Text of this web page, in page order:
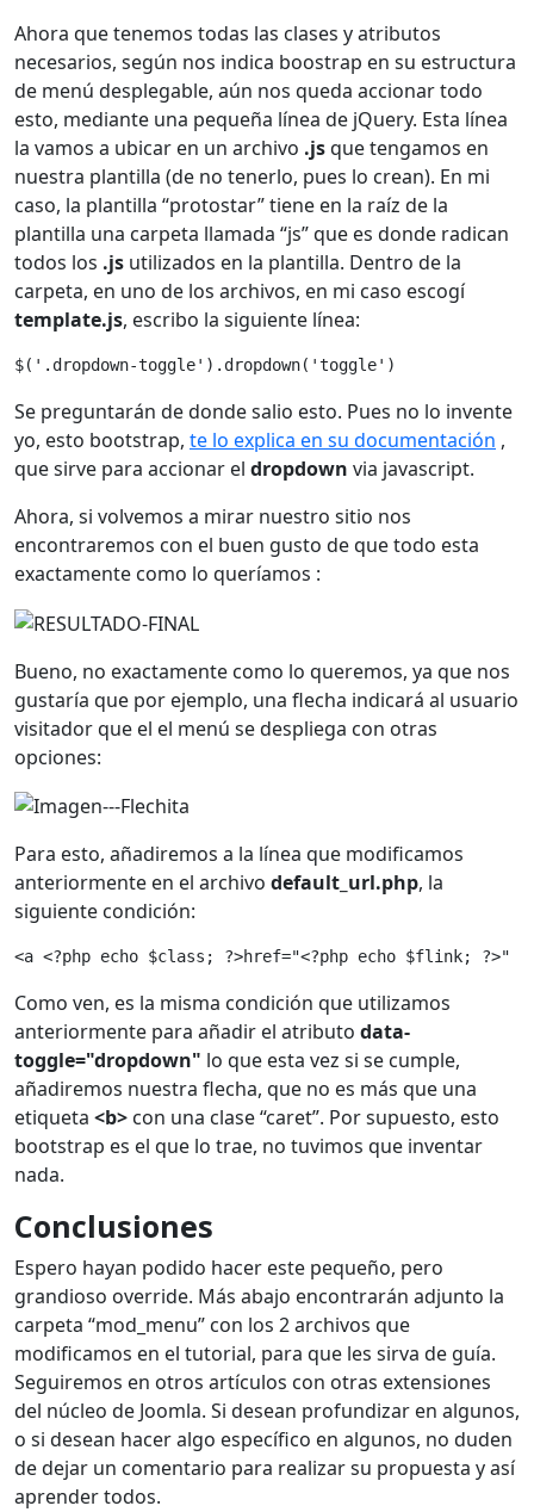
Ahora que tenemos todas las clases y atributos
necesarios, según nos indica boostrap en su estructura
de menú desplegable, aún nos queda accionar todo
esto, mediante una pequeña línea de jQuery. Esta línea
la vamos a ubicar en un archivo .jsque tengamos en
nuestra plantilla (de no tenerlo, pues lo crean). En mi
caso, la plantilla “protostar” tiene en la raíz de la
plantilla una carpeta llamada “js” que es donde radican
todos los .js utilizados en la plantilla. Dentro de la
carpeta, en uno de los archivos, en mi caso escogí
template.js, escribo la siguiente línea:
$('.dropdown-toggle').dropdown('toggle')
Se preguntarán de donde salio esto. Pues no lo invente
yo, esto bootstrap, te lo explica en su documentación ,
que sirve para accionar el dropdown via javascript.
Ahora, si volvemos a mirar nuestro sitio nos
encontraremos con el buen gusto de que todo esta
exactamente como lo queríamos :
Bueno, no exactamente como lo queremos, ya que nos
gustaría que por ejemplo, una flecha indicará al usuario
visitador que el el menú se despliega con otras
opciones:
Para esto, añadiremos a la línea que modificamos
anteriormente en el archivo default_url.php, la
siguiente condición:
<a <?php echo $class; ?>href="<?php echo $flink;
Como ven, es la misma condición que utilizamos
anteriormente para añadir el atributo data-
toggle="dropdown" lo que esta vez si se cumple,
añadiremos nuestra flecha, que no es más que una
etiqueta <b> con una clase “caret”. Por supuesto, esto
bootstrap es el que lo trae, no tuvimos que inventar
nada.
Conclusiones
Espero hayan podido hacer este pequeño, pero
grandioso override. Más abajo encontrarán adjunto la
carpeta “mod_menu” con los 2 archivos que
modificamos en el tutorial, para que les sirva de guía.
Seguiremos en otros artículos con otras extensiones
del núcleo de Joomla. Si desean profundizar en algunos,
o si desean hacer algo específico en algunos, no duden
de dejar un comentario para realizar su propuesta y así
aprender todos.